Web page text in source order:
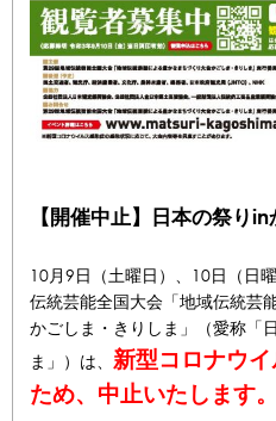
【開催中止】日本の祭り
10月9日（土曜日）、10日（日
伝統芸能全国大会「地域伝統芸
かごしま・きりしま」（愛称「
ま」）は、 新型コロナウ
ため、中止いたします。